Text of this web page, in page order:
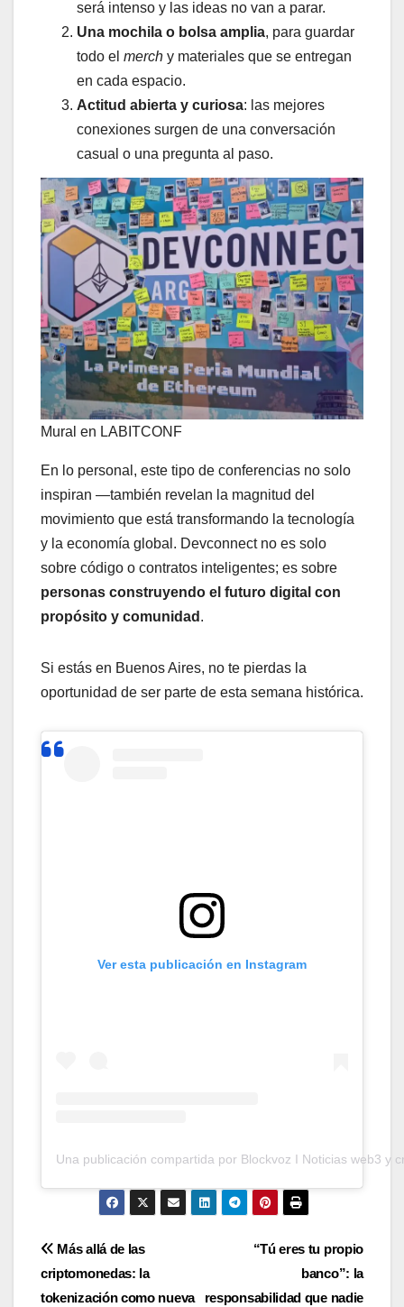
será intenso y las ideas no van a parar.
Una mochila o bolsa amplia, para guardar
todo el merch y materiales que se entregan
en cada espacio.
Actitud abierta y curiosa: las mejores
conexiones surgen de una conversación
casual o una pregunta al paso.
Mural en LABITCONF
En lo personal, este tipo de conferencias no solo
inspiran —también revelan la magnitud del
movimiento que está transformando la tecnología
y la economía global. Devconnect no es solo
sobre código o contratos inteligentes; es sobre
personas construyendo el futuro digital con
propósito y comunidad .
Si estás en Buenos Aires, no te pierdas la
oportunidad de ser parte de esta semana histórica.
Ver esta publicación en Instagram
Una publicación compartida por Blockvoz I Noticias web3 y
Navegación
de
“Tú eres tu propio
banco”: la
responsabilidad que nadie
Más allá de las
criptomonedas: la
tokenización como nueva